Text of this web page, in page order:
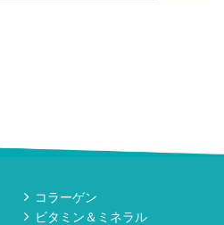
コラーゲン
ビタミン＆ミネラル